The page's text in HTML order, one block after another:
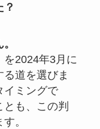
？
を2024年3月に
道を選びま
イミングで
とも、この判
。